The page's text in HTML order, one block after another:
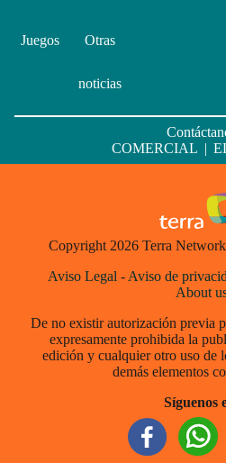
Juegos Otras
noticias
COMERCIAL |
Copyright 2026 Terra
Aviso Legal - Aviso de
About
De no existir autorización previa
expresamente prohibida la
edición y cualquier otro uso de
demás elementos
Síguenos